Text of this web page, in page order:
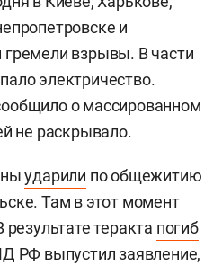
и
гремели взрывы. В части
электричество.
о массированном
не раскрывало.
ударили по общежитию
Там в этот момент
теракта погиб
РФ выпустилзаявление,